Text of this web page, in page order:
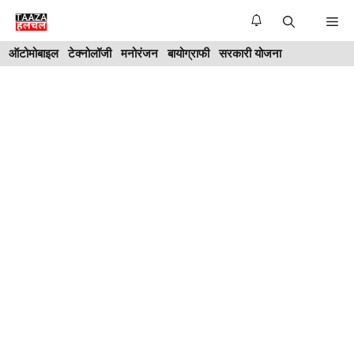
Skip
content
ऑटोमोबाइल टेक्नोलॉजी मनोरंजन बायोग्राफी सरकारी योजना